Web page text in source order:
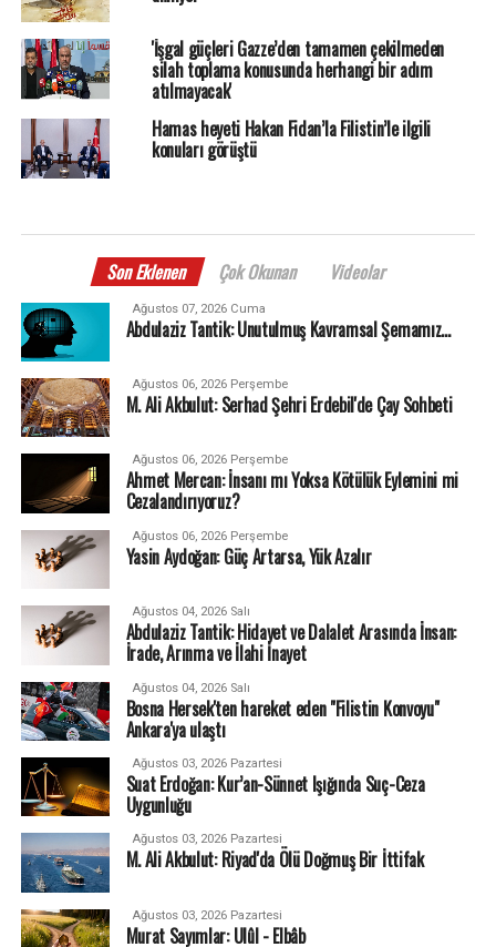
'İşgal güçleri Gazze’den tamamen çekilmeden
silah toplama konusunda herhangi bir adım
atılmayacak'
Hamas heyeti Hakan Fidan’la Filistin’le ilgili
konuları görüştü
Son Eklenen Çok Okunan Videolar
Ağustos 07, 2026 Cuma
Abdulaziz Tantik: Unutulmuş Kavramsal Şemamız…
Ağustos 06, 2026 Perşembe
M. Ali Akbulut: Serhad Şehri Erdebil'de Çay Sohbeti
Ağustos 06, 2026 Perşembe
Ahmet Mercan: İnsanı mı Yoksa Kötülük Eylemini mi
Cezalandırıyoruz?
Ağustos 06, 2026 Perşembe
Yasin Aydoğan: Güç Artarsa, Yük Azalır
Ağustos 04, 2026 Salı
Abdulaziz Tantik: Hidayet ve Dalalet Arasında İnsan:
İrade, Arınma ve İlahi İnayet
Ağustos 04, 2026 Salı
Bosna Hersek'ten hareket eden "Filistin Konvoyu"
Ankara'ya ulaştı
Ağustos 03, 2026 Pazartesi
Suat Erdoğan: Kur’an-Sünnet Işığında Suç-Ceza
Uygunluğu
Ağustos 03, 2026 Pazartesi
M. Ali Akbulut: Riyad'da Ölü Doğmuş Bir İttifak
Ağustos 03, 2026 Pazartesi
Murat Sayımlar: Ulûl - Elbâb